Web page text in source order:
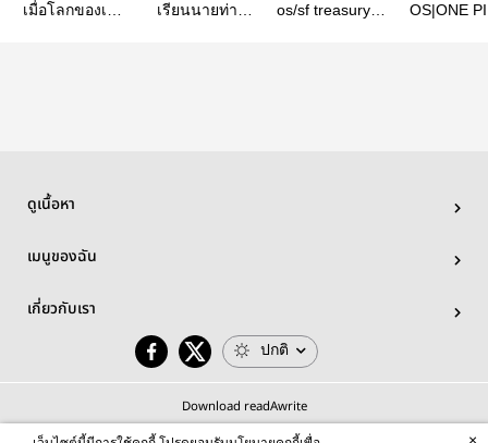
เมื่อโลกของเรา
เรียนนายท่าน
os/sf treasury of
OS|ONE
ดูเนื้อหา
เมนูของฉัน
เกี่ยวกับเรา
ปกติ
Download readAwrite